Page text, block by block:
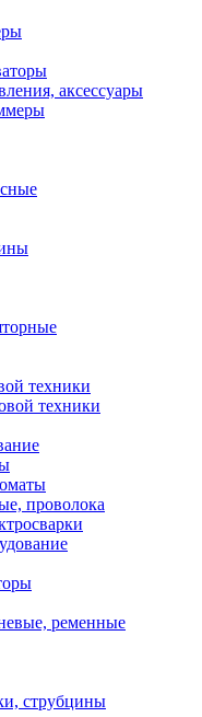
аксессуары
техники
техники
проволока
ременные
струбцины